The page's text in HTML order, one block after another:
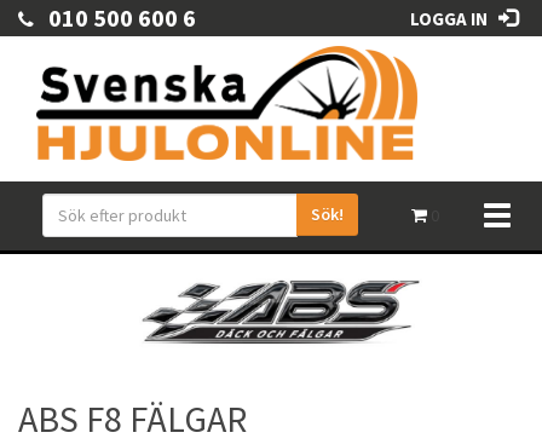
010 500 600 6 LOGGA IN
Sök!
ABS F8 FÄLGAR